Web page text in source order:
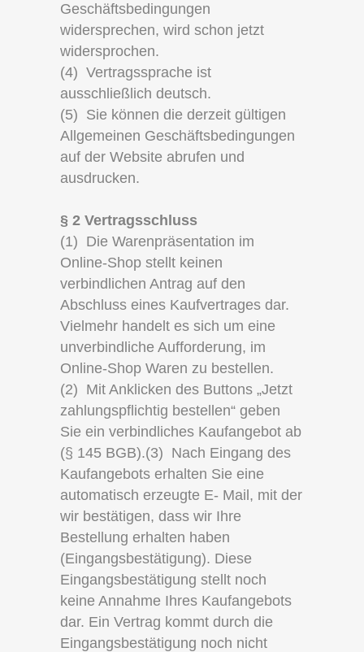
Geschäftsbedingungen
widersprechen, wird schon jetzt
widersprochen.
(4) Vertragssprache ist
ausschließlich deutsch.
(5) Sie können die derzeit gültigen
Allgemeinen Geschäftsbedingungen
auf der Website abrufen und
ausdrucken.
§ 2 Vertragsschluss
(1) Die Warenpräsentation im
Online-Shop stellt keinen
verbindlichen Antrag auf den
Abschluss eines Kaufvertrages dar.
Vielmehr handelt es sich um eine
unverbindliche Aufforderung, im
Online-Shop Waren zu bestellen.
(2) Mit Anklicken des Buttons „Jetzt
zahlungspflichtig bestellen“ geben
Sie ein verbindliches Kaufangebot ab
(§ 145 BGB).(3) Nach Eingang des
Kaufangebots erhalten Sie eine
automatisch erzeugte E- Mail, mit der
wir bestätigen, dass wir Ihre
Bestellung erhalten haben
(Eingangsbestätigung). Diese
Eingangsbestätigung stellt noch
keine Annahme Ihres Kaufangebots
dar. Ein Vertrag kommt durch die
Eingangsbestätigung noch nicht